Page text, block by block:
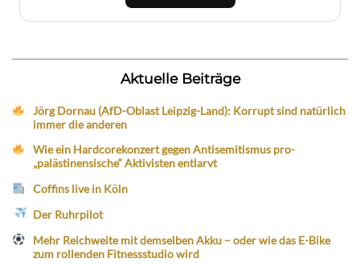
Aktuelle Beiträge
Jörg Dornau (AfD-Oblast Leipzig-Land): Korrupt sind natürlich
immer die anderen
Wie ein Hardcorekonzert gegen Antisemitismus pro-
„palästinensische“ Aktivisten entlarvt
Coffins live in Köln
Der Ruhrpilot
Mehr Reichweite mit demselben Akku – oder wie das E-Bike
zum rollenden Fitnessstudio wird